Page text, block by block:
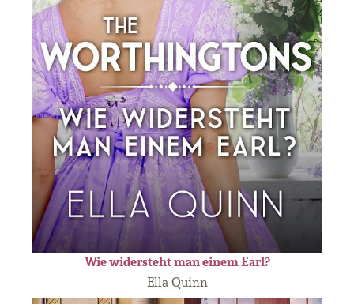
Wie widersteht man einem Earl?
Ella Quinn